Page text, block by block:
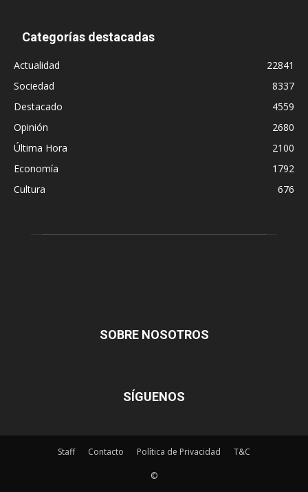
Categorías destacadas
Actualidad
22841
Sociedad
8337
Destacado
4559
Opinión
2680
Última Hora
2100
Economía
1792
Cultura
676
SOBRE NOSOTROS
SÍGUENOS
Staff Contacto Política de Privacidad T&C
©